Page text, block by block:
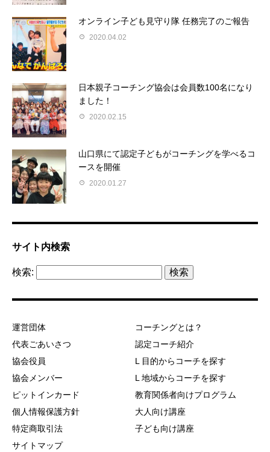
オンライン子ども見守り隊 任務完了のご報告
2020.04.02
日本親子コーチング協会は会員数100名になり
ました！
2020.02.15
山口県にて認定子どもがコーチングを学べるコ
ースを開催
2020.01.27
サイト内検索
検索:
運営団体
代表ごあいさつ
協会役員
協会メンバー
ピットインカード
個人情報保護方針
特定商取引法
サイトマップ
コーチングとは？
認定コーチ紹介
L 目的からコーチを探す
L 地域からコーチを探す
教育関係者向けプログラム
大人向け講座
子ども向け講座